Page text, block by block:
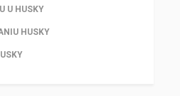
U HUSKY
HUSKY